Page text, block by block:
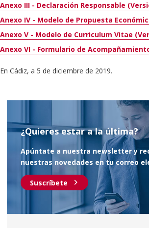
Anexo III - Declaración Responsable
Anexo IV - Modelo de Propuesta
Anexo V - Modelo de Curriculum Vitae
Anexo VI - Formulario de
En Cádiz, a 5 de diciembre de 2019.
¿Quieres estar a la última?
Apúntate a nuestra newsletter y
nuestras novedades en tu correo
Suscríbete chevron_right